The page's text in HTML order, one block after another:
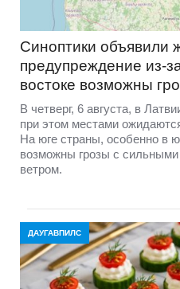
Синоптики объявили
предупреждение из-
востоке возможны
В четверг, 6 августа, в
при этом местами
На юге страны, особенно в
возможны грозы с
ветром.
ДАУГАВПИЛС